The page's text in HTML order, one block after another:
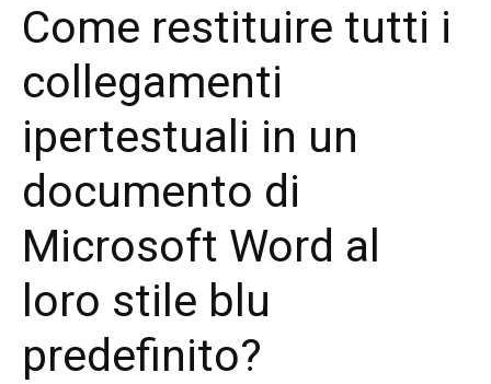
Come restituire tutti i
collegamenti
ipertestuali in un
documento di
Microsoft Word al
loro stile blu
predefinito?